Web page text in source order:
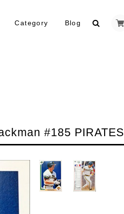
Category Blog
#185 PIRATES